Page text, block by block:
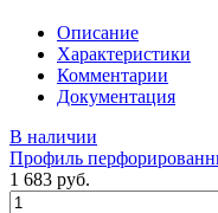
Описание
Характеристики
Комментарии
Документация
В наличии
Профиль
1 683 руб.